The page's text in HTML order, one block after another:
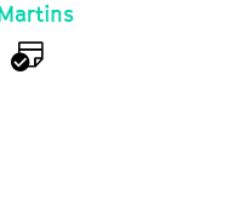
Calendar